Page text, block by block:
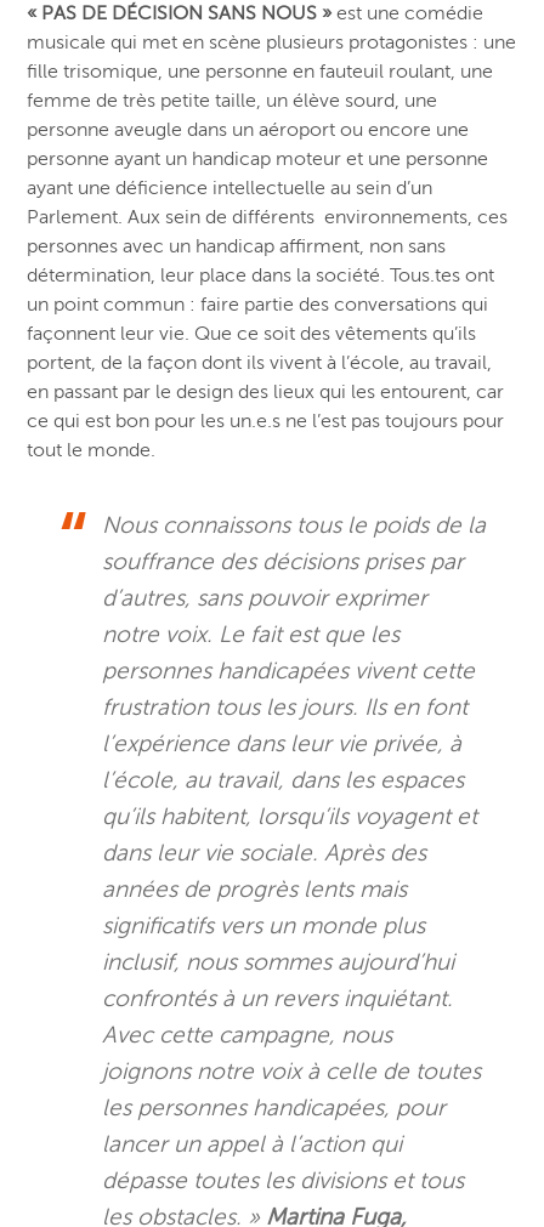
« PAS DE DÉCISION SANS NOUS »est une comédie
musicale qui met en scène plusieurs protagonistes : une
fille trisomique, une personne en fauteuil roulant, une
femme de très petite taille, un élève sourd, une
personne aveugle dans un aéroport ou encore une
personne ayant un handicap moteur et une personne
ayant une déficience intellectuelle au sein d’un
Parlement. Aux sein de différents environnements, ces
personnes avec un handicap affirment, non sans
détermination, leur place dans la société. Tous.tes ont
un point commun : faire partie des conversations qui
façonnent leur vie. Que ce soit des vêtements qu’ils
portent, de la façon dont ils vivent à l’école, au travail,
en passant par le design des lieux qui les entourent, car
ce qui est bon pour les un.e.s ne l’est pas toujours pour
tout le monde.
Nous connaissons tous le poids de la
souffrance des décisions prises par
d’autres, sans pouvoir exprimer
notre voix. Le fait est que les
personnes handicapées vivent cette
frustration tous les jours. Ils en font
l’expérience dans leur vie privée, à
l’école, au travail, dans les espaces
qu’ils habitent, lorsqu’ils voyagent et
dans leur vie sociale. Après des
années de progrès lents mais
significatifs vers un monde plus
inclusif, nous sommes aujourd’hui
confrontés à un revers inquiétant.
Avec cette campagne, nous
joignons notre voix à celle de toutes
les personnes handicapées, pour
lancer un appel à l’action qui
dépasse toutes les divisions et tous
les obstacles. » Martina Fuga,